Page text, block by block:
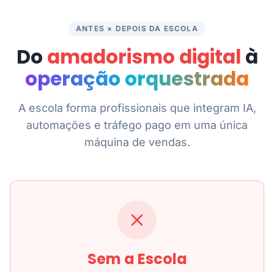
ANTES × DEPOIS DA ESCOLA
Do amadorismo digital à
operação orquestrada
A escola forma profissionais que integram IA,
automações e tráfego pago em uma única
máquina de vendas.
Sem a Escola